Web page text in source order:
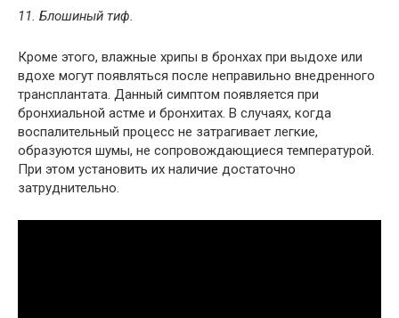
11. Блошиный тиф.
Кроме этого, влажные хрипы в бронхах при выдохе или
вдохе могут появляться после неправильно внедренного
трансплантата. Данный симптом появляется при
бронхиальной астме и бронхитах. В случаях, когда
воспалительный процесс не затрагивает легкие,
образуются шумы, не сопровождающиеся температурой.
При этом установить их наличие достаточно
затруднительно.